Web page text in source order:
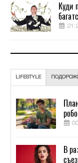
Куди
LIFESTYLE ПОДОРОЖІ
В